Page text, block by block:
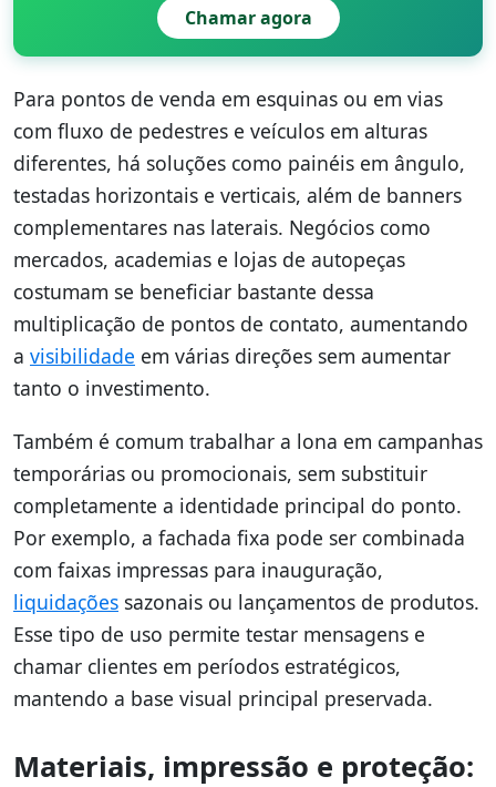
Chamar agora
Para pontos de venda em esquinas ou em vias
com fluxo de pedestres e veículos em alturas
diferentes, há soluções como painéis em ângulo,
testadas horizontais e verticais, além de banners
complementares nas laterais. Negócios como
mercados, academias e lojas de autopeças
costumam se beneficiar bastante dessa
multiplicação de pontos de contato, aumentando
a visibilidade em várias direções sem aumentar
tanto o investimento.
Também é comum trabalhar a lona em campanhas
temporárias ou promocionais, sem substituir
completamente a identidade principal do ponto.
Por exemplo, a fachada fixa pode ser combinada
com faixas impressas para inauguração,
liquidações sazonais ou lançamentos de produtos.
Esse tipo de uso permite testar mensagens e
chamar clientes em períodos estratégicos,
mantendo a base visual principal preservada.
Materiais, impressão e proteção: